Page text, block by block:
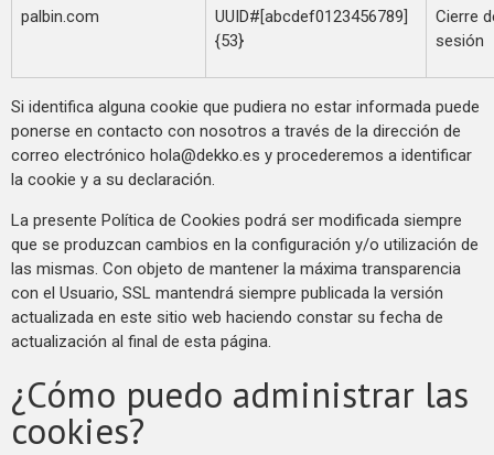
palbin.com
UUID#[abcdef0123456789]
{53}
Cierre
sesión
Si identifica alguna cookie que pudiera no estar informada puede
ponerse en contacto con nosotros a través de la dirección de
correo electrónico hola@dekko.es y procederemos a identificar
la cookie y a su declaración.
La presente Política de Cookies podrá ser modificada siempre
que se produzcan cambios en la configuración y/o utilización de
las mismas. Con objeto de mantener la máxima transparencia
con el Usuario, SSL mantendrá siempre publicada la versión
actualizada en este sitio web haciendo constar su fecha de
actualización al final de esta página.
¿Cómo puedo administrar las
cookies?